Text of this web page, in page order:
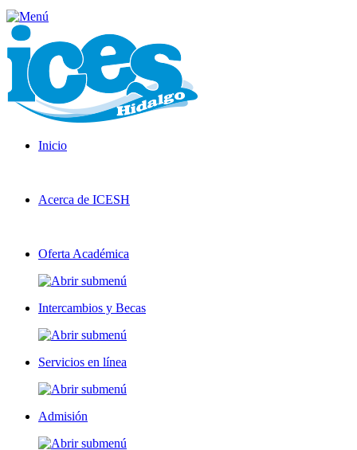
Inicio
Acerca de ICESH
Oferta Académica
Intercambios y Becas
Servicios en línea
Admisión